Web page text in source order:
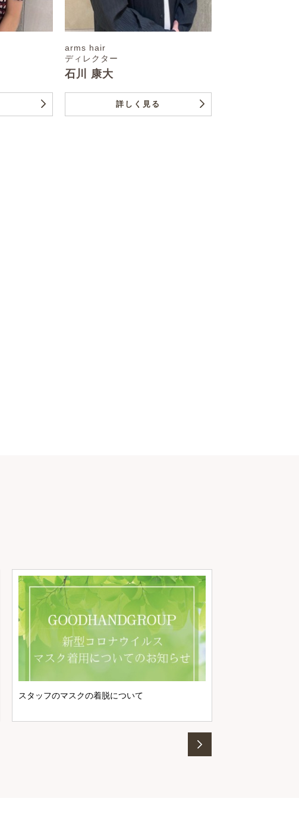
arms hair
ディレクター
石川 康大
詳しく見る
スタッフのマスクの着脱について